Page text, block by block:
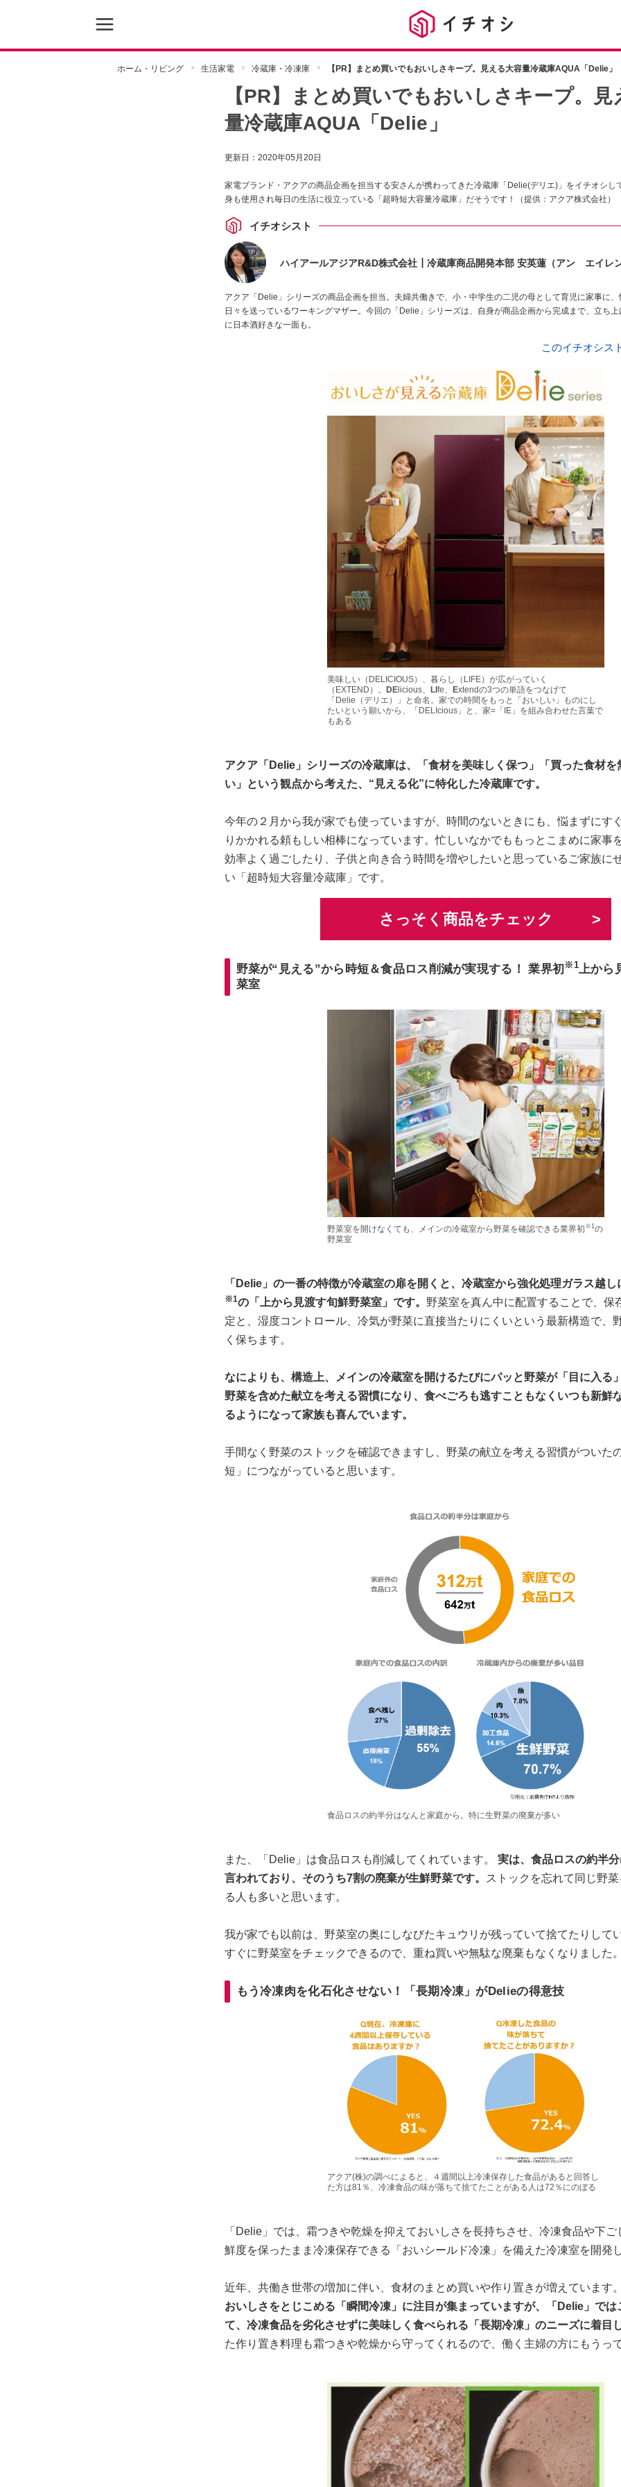
ホーム・リビング 生活家電 冷蔵庫・冷凍庫 【PR】まとめ買いでもおいしさキープ。見える大容量冷蔵庫AQUA「Delie」
【PR】まとめ買いでもおいしさキープ。見
量冷蔵庫AQUA「Delie」
更新日： 2020年05月20日
家電ブランド・アクアの商品企画を担当する安さんが携わってきた冷蔵庫「Delie(デリエ)」をイチオシし
身も使用され毎日の生活に役立っている「超時短大容量冷蔵庫」だそうです！（提供：アクア株式会社）
イチオシスト
ハイアールアジアR&D株式会社┃冷蔵庫商品開発本部 安英蓮（アン エイレン
アクア「Delie」シリーズの商品企画を担当。夫婦共働きで、小・中学生の二児の母として育児に家事に
日々を送っているワーキングマザー。今回の「Delie」シリーズは、自身が商品企画から完成まで、立ち
に日本酒好きな一面も。
このイチオシス
美味しい（DELICIOUS）、暮らし（LIFE）が広がっていく
（EXTEND）。 DElicious、 LIfe、 Extendの3つの単語をつなげて
「Delie（デリエ）」と命名。家での時間をもっと「おいしい」ものにし
たいという願いから、「DELIcious」と、家=「IE」を組み合わせた言葉で
もある
アクア「Delie」シリーズの冷蔵庫は、「食材を美味しく保つ」「買った食材を
い」という観点から考えた、“見える化”に特化した冷蔵庫です。
今年の２月から我が家でも使っていますが、時間のないときにも、悩まずにす
りかかれる頼もしい相棒になっています。忙しいなかでももっとこまめに家事
効率よく過ごしたり、子供と向き合う時間を増やしたいと思っているご家族に
い「超時短大容量冷蔵庫」です。
さっそく商品をチェック
野菜が“見える”から時短＆食品ロス削減が実現する！ 業界初 ※1上から
菜室
野菜室を開けなくても、メインの冷蔵室から野菜を確認できる業界初 ※1の
野菜室
「Delie」の一番の特徴が冷蔵室の扉を開くと、冷蔵室から強化処理ガラス越し
※1の「上から見渡す旬鮮野菜室」です。 野菜室を真ん中に配置することで、保
定と、湿度コントロール、冷気が野菜に直接当たりにくいという最新構造で、
く保ちます。
なによりも、構造上、メインの冷蔵室を開けるたびにパッと野菜が「目に入る
野菜を含めた献立を考える習慣になり、食べごろも逃すこともなくいつも新鮮
るようになって家族も喜んでいます。
手間なく野菜のストックを確認できますし、野菜の献立を考える習慣がついた
短」につながっていると思います。
食品ロスの約半分はなんと家庭から。特に生野菜の廃棄が多い
また、「Delie」は食品ロスも削減してくれています。 実は、食品ロスの約半
言われており、そのうち7割の廃棄が生鮮野菜です。
ストックを忘れて同じ野
る人も多いと思います。
我が家でも以前は、野菜室の奥にしなびたキュウリが残っていて捨てたりして
すぐに野菜室をチェックできるので、重ね買いや無駄な廃棄もなくなりました。
もう冷凍肉を化石化させない！「長期冷凍」がDelieの得意技
アクア(株)の調べによると、４週間以上冷凍保存した食品があると回答し
た方は81％、冷凍食品の味が落ちて捨てたことがある人は72％にのぼる
「Delie」では、霜つきや乾燥を抑えておいしさを長持ちさせ、冷凍食品や下
鮮度を保ったまま冷凍保存できる「おいシールド冷凍」を備えた冷凍室を開発し
近年、共働き世帯の増加に伴い、食材のまとめ買いや作り置きが増えています。
おいしさをとじこめる「瞬間冷凍」に注目が集まっていますが、「Delie」では
て、冷凍食品を劣化させずに美味しく食べられる「長期冷凍」のニーズに着目し
た作り置き料理も霜つきや乾燥から守ってくれるので、働く主婦の方にもうっ